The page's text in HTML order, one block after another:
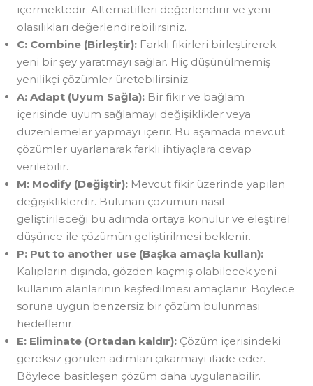
içermektedir. Alternatifleri değerlendirir ve yeni
olasılıkları değerlendirebilirsiniz.
C: Combine (Birleştir): Farklı fikirleri birleştirerek
yeni bir şey yaratmayı sağlar. Hiç düşünülmemiş
yenilikçi çözümler üretebilirsiniz.
A: Adapt (Uyum Sağla): Bir fikir ve bağlam
içerisinde uyum sağlamayı değişiklikler veya
düzenlemeler yapmayı içerir. Bu aşamada mevcut
çözümler uyarlanarak farklı ihtiyaçlara cevap
verilebilir.
M: Modify (Değiştir): Mevcut fikir üzerinde yapılan
değişikliklerdir. Bulunan çözümün nasıl
geliştirileceği bu adımda ortaya konulur ve eleştirel
düşünce ile çözümün geliştirilmesi beklenir.
P: Put to another use (Başka amaçla kullan):
Kalıpların dışında, gözden kaçmış olabilecek yeni
kullanım alanlarının keşfedilmesi amaçlanır. Böylece
soruna uygun benzersiz bir çözüm bulunması
hedeflenir.
E: Eliminate (Ortadan kaldır): Çözüm içerisindeki
gereksiz görülen adımları çıkarmayı ifade eder.
Böylece basitleşen çözüm daha uygulanabilir.